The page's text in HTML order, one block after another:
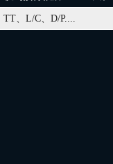
TT、L/C、D/P....